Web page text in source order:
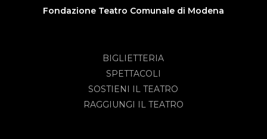
Fondazione Teatro Comunale di Modena
BIGLIETTERIA
SPETTACOLI
SOSTIENI IL TEATRO
RAGGIUNGI IL TEATRO